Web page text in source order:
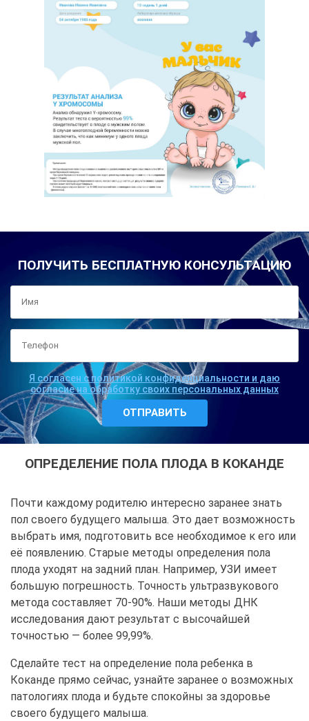
ПОЛУЧИТЬ БЕСПЛАТНУЮ КОНСУЛЬТАЦИЮ
Я согласен с политикой конфиденциальности и даю
согласие на обработку своих персональных данных
ОПРЕДЕЛЕНИЕ ПОЛА ПЛОДА В КОКАНДЕ
Почти каждому родителю интересно заранее знать
пол своего будущего малыша. Это дает возможность
выбрать имя, подготовить все необходимое к его или
её появлению. Старые методы определения пола
плода уходят на задний план. Например, УЗИ имеет
большую погрешность. Точность ультразвукового
метода составляет 70-90%. Наши методы ДНК
исследования дают результат с высочайшей
точностью — более 99,99%.
Сделайте тест на определение пола ребенка в
Коканде прямо сейчас, узнайте заранее о возможных
патологиях плода и будьте спокойны за здоровье
своего будущего малыша.